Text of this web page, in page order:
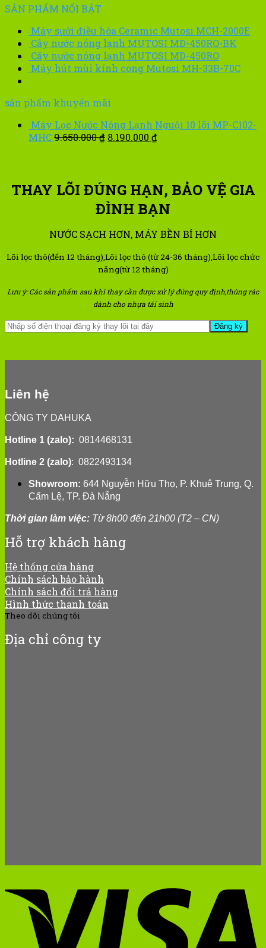
SẢN PHẨM NỔI BẬT
Máy sưởi điều hòa Ceramic Mutosi MCH-2000E
Cây nước nóng lạnh MUTOSI MD-450RO-BK
Cây nước nóng lạnh MUTOSI MD-450RO
Máy hút mùi kính cong Mutosi MH-33B-70C
sản phẩm khuyến mãi
Máy Lọc Nước Nóng Lạnh Nguội 10 lõi MP-C102-
MHC9.650.000₫ Original
8.190.000 ₫
THAY LÕI ĐÚNG HẠN, BẢO VỆ GIA
ĐÌNH BẠN
NƯỚC SẠCH HƠN, MÁY BỀN BỈ HƠN
Lõi lọc thô(đến 12 tháng),Lõi lọc thô (từ 24-36 tháng),Lõi lọc chức
năng(từ 12 tháng)
Lưu ý: Các sản phẩm sau khi thay cần được xử lý đúng quy định,thùng rác
dành cho nhựa tái sinh
Liên hệ
CÔNG TY DAHUKA
Hotline 1 (zalo): 0814468131
Hotline 2 (zalo): 0822493134
Showroom: 644 Nguyễn Hữu Thọ, P. Khuê Trung, Q.
Cẩm Lệ, TP. Đà Nẵng
Thời gian làm việc: Từ 8h00 đến 21h00 (T2 – CN)
Hỗ trợ khách hàng
Hệ thống cửa hàng
Chính sách bảo hành
Chính sách đổi trả hàng
Hình thức thanh toán
Theo dõi chúng tôi
Địa chỉ công ty